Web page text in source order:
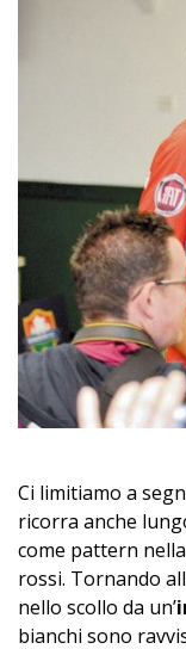
Ci limitiamo a
ricorra anche
come pattern
rossi. Tornando
nello scollo da un’
bianchi sono